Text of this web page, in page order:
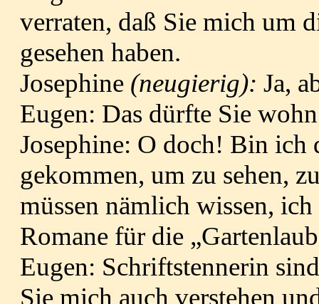
verraten, daß Sie mich um
gesehen haben.
Josephine (neugierig): Ja,
Eugen: Das dürfte Sie
Josephine: O doch! Bin
ge­kommen, um zu sehen,
müssen nämlich wissen,
Romane für die
Eugen: Schriftstennerin
Sie mich auch verstehen